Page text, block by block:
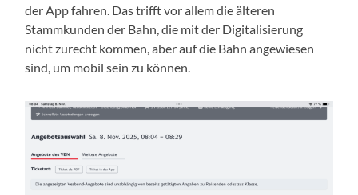
der App fahren. Das trifft vor allem die älteren
Stammkunden der Bahn, die mit der Digitalisierung
nicht zurecht kommen, aber auf die Bahn angewiesen
sind, um mobil sein zu können.